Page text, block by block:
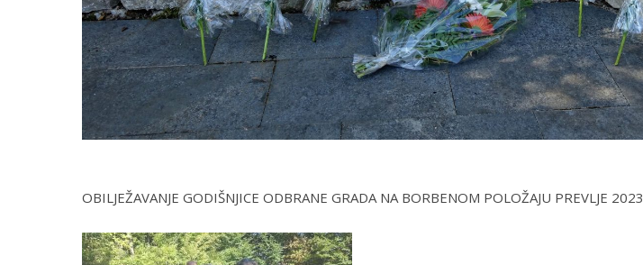
OBILJEŽAVANJE GODIŠNJICE ODBRANE GRADA NA BORBENOM POLOŽAJU PREVLJE 2023